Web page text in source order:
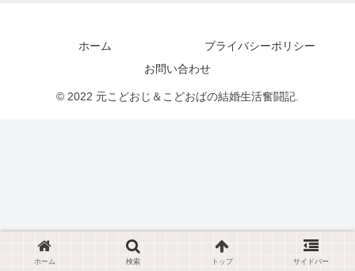
ホーム
プライバシーポリシー
お問い合わせ
© 2022 元こどおじ＆こどおばの結婚生活奮闘記.
ホーム 検索 トップ サイドバー